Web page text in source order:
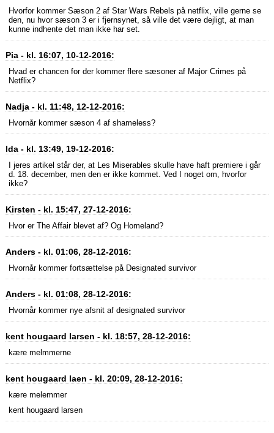
Hvorfor kommer Sæson 2 af Star Wars Rebels på netflix, ville gerne se
den, nu hvor sæson 3 er i fjernsynet, så ville det være dejligt, at man
kunne indhente det man ikke har set.
Pia - kl. 16:07, 10-12-2016:
Hvad er chancen for der kommer flere sæsoner af Major Crimes på
Netflix?
Nadja - kl. 11:48, 12-12-2016:
Hvornår kommer sæson 4 af shameless?
Ida - kl. 13:49, 19-12-2016:
I jeres artikel står der, at Les Miserables skulle have haft premiere i går
d. 18. december, men den er ikke kommet. Ved I noget om, hvorfor
ikke?
Kirsten - kl. 15:47, 27-12-2016:
Hvor er The Affair blevet af? Og Homeland?
Anders - kl. 01:06, 28-12-2016:
Hvornår kommer fortsættelse på Designated survivor
Anders - kl. 01:08, 28-12-2016:
Hvornår kommer nye afsnit af designated survivor
kent hougaard larsen - kl. 18:57, 28-12-2016:
kære melmmerne
kent hougaard laen - kl. 20:09, 28-12-2016:
kære melemmer
kent hougaard larsen